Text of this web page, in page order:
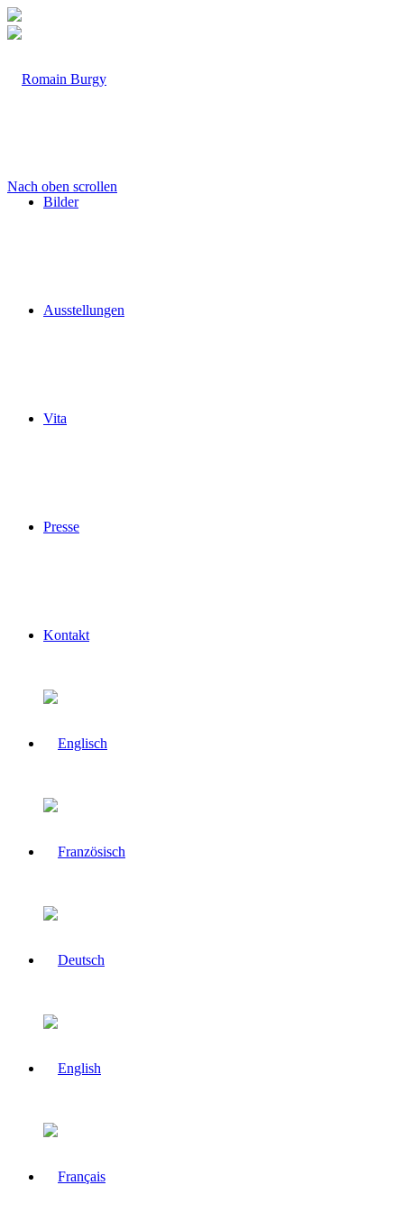
Bilder
Ausstellungen
Vita
Presse
Kontakt
Nach oben scrollen